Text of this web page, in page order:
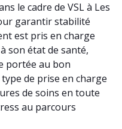
le cadre de VSL à Les
garantir stabilité
est pris en charge
son état de santé,
portée au bon
de prise en charge
de soins en toute
au parcours